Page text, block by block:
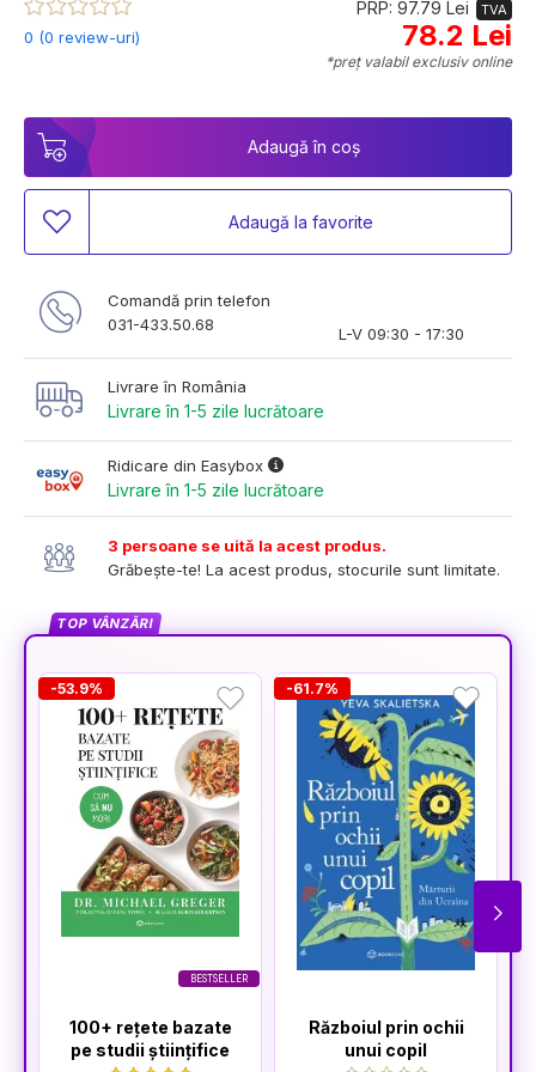
0 (0 review-uri)
PRP: 97.79 Lei TVA
78.2 Lei
*preț valabil exclusiv online
Adaugă în coș
Adaugă la favorite
Comandă prin telefon
031-433.50.68
L-V 09:30 - 17:30
Livrare în România
Livrare în 1-5 zile lucrătoare
Ridicare din Easybox
Livrare în 1-5 zile lucrătoare
3 persoane se uită la acest produs.
Grăbește-te! La acest produs, stocurile sunt limitate.
TOP VÂNZĂRI
BESTSELLER
-53.9%
100+ rețete bazate
pe studii științifice
-61.7%
Războiul prin ochii
unui copil